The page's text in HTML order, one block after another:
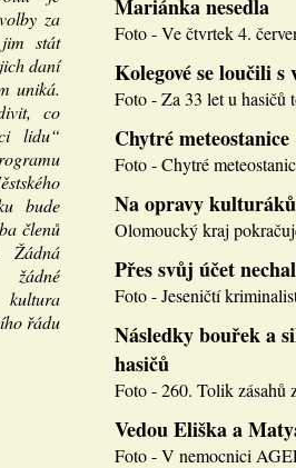
za
stát
daní
uniká.
co
lidu“
bude
členů
Žádná
řádu
Mariánka nesedla
Foto - Ve čtvrtek 4.
Kolegové se loučili s
Foto - Za 33 let u hasičů
Chytré meteostanice
Foto - Chytré
Na opravy
Olomoucký kraj
Přes svůj účet
Foto - Jeseničtí
Následky bouřek a
hasičů
Foto - 260. Tolik zásahů
Vedou Eliška a
Foto - V nemocnici